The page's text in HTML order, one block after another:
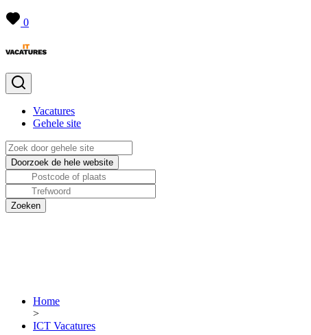
0
Vacatures
Gehele site
Home
>
ICT Vacatures